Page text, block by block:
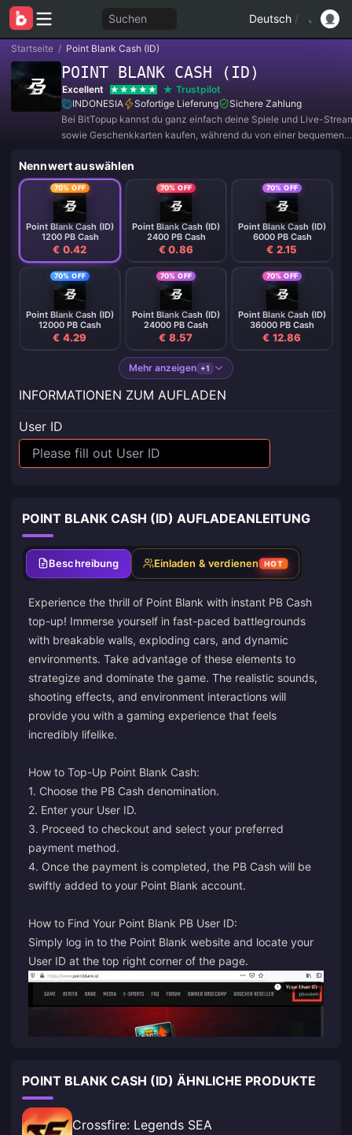
Suchen Deutsch /
Startseite / Point Blank Cash (ID)
POINT BLANK CASH (ID)
Excellent
Trustpilot
INDONESIA
Sofortige Lieferung
Sichere Zahlung
Bei BitTopup kannst du ganz einfach deine Spiele und Live-
sowie Geschenkkarten kaufen, während du von einer bequemen
Nennwert auswählen
70% OFF
Point Blank Cash (ID)
1200 PB Cash
€ 0.42
70% OFF
Point Blank Cash (ID)
2400 PB Cash
€ 0.86
70% OFF
Point Blank Cash (ID)
6000 PB Cash
€ 2.15
70% OFF
Point Blank Cash (ID)
12000 PB Cash
€ 4.29
70% OFF
Point Blank Cash (ID)
24000 PB Cash
€ 8.57
70% OFF
Point Blank Cash (ID)
36000 PB Cash
€ 12.86
Mehr anzeigen +1
INFORMATIONEN ZUM AUFLADEN
User ID
POINT BLANK CASH (ID) AUFLADEANLEITUNG
Beschreibung Einladen & verdienen HOT
Experience the thrill of Point Blank with instant PB Cash
top-up! Immerse yourself in fast-paced battlegrounds
with breakable walls, exploding cars, and dynamic
environments. Take advantage of these elements to
strategize and dominate the game. The realistic sounds,
shooting effects, and environment interactions will
provide you with a gaming experience that feels
incredibly lifelike.
How to Top-Up Point Blank Cash:
1. Choose the PB Cash denomination.
2. Enter your User ID.
3. Proceed to checkout and select your preferred
payment method.
4. Once the payment is completed, the PB Cash will be
swiftly added to your Point Blank account.
How to Find Your Point Blank PB User ID:
Simply log in to the Point Blank website and locate your
User ID at the top right corner of the page.
POINT BLANK CASH (ID) ÄHNLICHE PRODUKTE
Crossfire: Legends SEA